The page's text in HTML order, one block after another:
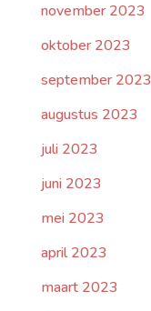
november 2023
oktober 2023
september 2023
augustus 2023
juli 2023
juni 2023
mei 2023
april 2023
maart 2023